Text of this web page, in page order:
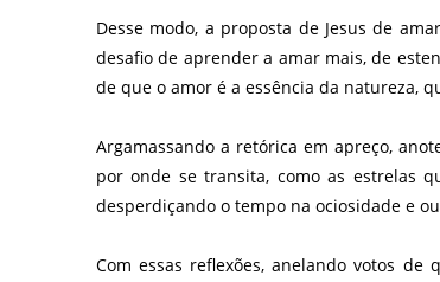
Desse modo, a proposta de Jesus de
desafio de aprender a amar mais, de
de que o amor é a essência da natureza,
Argamassando a retórica em apreço,
por onde se transita, como as estrelas
desperdiçando o tempo na ociosidade e
Com essas reflexões, anelando votos